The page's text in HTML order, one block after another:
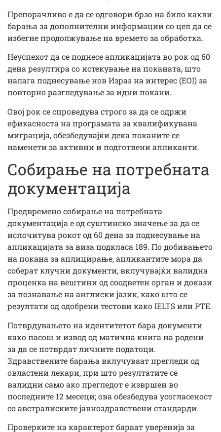
Препорачливо е да се одговори брзо на било какви
барања за дополнителни информации со цел да се
избегне продолжување на времето за обработка.
Неуспехот да се поднесе апликацијата во рок од 60
дена резултира со истекување на поканата, што
налага поднесување нов Израз на интерес (EOI) за
повторно разгледување за идни покани.
Овој рок се спроведува строго за да се одржи
ефикасноста на програмата за квалификувана
миграција, обезбедувајќи дека поканите се
наменети за активни и подготвени апликанти.
Собирање на потребната
документација
Предвремено собирање на потребната
документација е од суштинско значење за да се
испочитува рокот од 60 дена за поднесување на
апликацијата за виза подкласа 189. По добивањето
на покана за аплицирање, апликантите мора да
соберат клучни документи, вклучувајќи валидна
проценка на вештини од соодветен орган и докази
за познавање на англиски јазик, како што се
резултати од одобрени тестови како IELTS или PTE.
Потврдувањето на идентитетот бара документи
како пасош и извод од матична книга на родени
за да се потврдат личните податоци.
Здравствените барања вклучуваат прегледи од
овластени лекари, при што резултатите се
валидни само ако прегледот е извршен во
последните 12 месеци; ова обезбедува усогласеност
со австралиските јавноздравствени стандарди.
Проверките на карактерот бараат уверенија за